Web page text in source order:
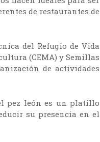
de restaurantes de
del Refugio de Vida
(CEMA) y Semillas
de actividades
pez león es un platillo
su presencia en el